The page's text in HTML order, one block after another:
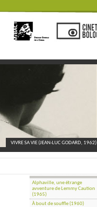
VIVRE SA VIE (JEAN-LUC GODARD, 1962)
Alphaville, une étrange
avventure de Lemmy Caution
(1965)
À bout de souffle (1960)